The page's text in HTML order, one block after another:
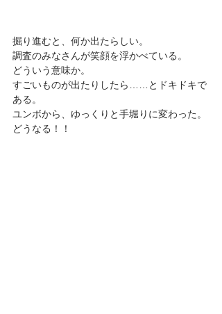
掘り進むと、何か出たらしい。
調査のみなさんが笑顔を浮かべている。
どういう意味か。
すごいものが出たりしたら……とドキドキで
ある。
ユンボから、ゆっくりと手堀りに変わった。
どうなる！！